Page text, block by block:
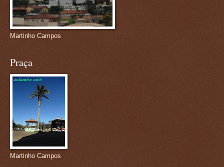
Martinho Campos
Praça
Martinho Campos